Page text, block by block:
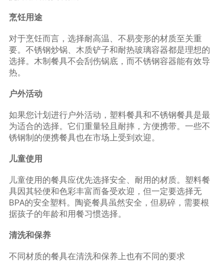
烹饪用途
对于烹饪而言，选择耐高温、不易变形的材质至关重
要。不锈钢炒锅、木质铲子和耐热玻璃容器都是理想的
选择。木制餐具不会刮伤锅底，而不锈钢容器能有效导
热。
户外活动
如果您计划进行户外活动，塑料餐具和不锈钢餐具是最
为适合的选择。它们重量轻且耐摔，方便携带。一些不
锈钢制的便携餐具也在市场上受到欢迎。
儿童使用
儿童使用的餐具应优先选择安全、耐用的材质。塑料餐
具因其轻便和色彩丰富而备受欢迎，但一定要选择无
BPA的安全塑料。陶瓷餐具虽然安全，但易碎，需要根
据孩子的年龄和用餐习惯选择。
清洗和保养
不同材质的餐具在清洗和保养上也有不同的要求